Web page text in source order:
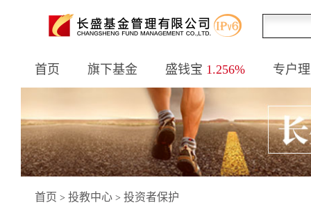
首页 旗下基金 盛钱宝 1.256% 专户
首页 > 投教中心 > 投资者保护